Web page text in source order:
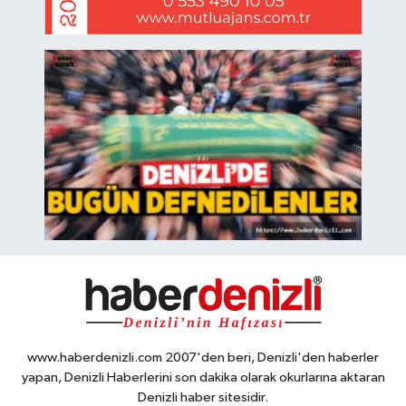
www.haberdenizli.com 2007'den beri, Denizli'den haberler
yapan, Denizli Haberlerini son dakika olarak okurlarına aktaran
Denizli haber sitesidir.